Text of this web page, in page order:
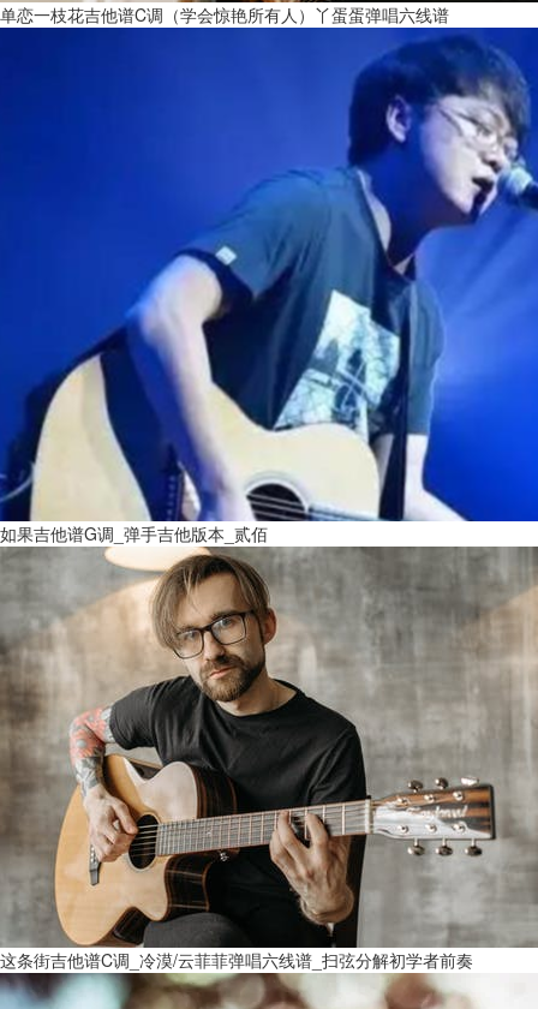
单恋一枝花吉他谱C调（学会惊艳所有人）丫蛋蛋弹唱六线谱
如果吉他谱G调_弹手吉他版本_贰佰
这条街吉他谱C调_冷漠/云菲菲弹唱六线谱_扫弦分解初学者前奏